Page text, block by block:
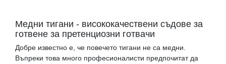
Медни тигани - висококачествени съдове за
готвене за претенциозни готвачи
Добре известно е, че повечето тигани не са медни.
Въпреки това много професионалисти предпочитат да